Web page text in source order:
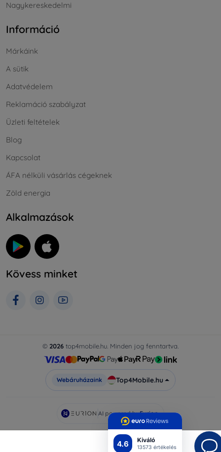
4.6 Kiváló
13573 értékelés
Nagykereskedelmi
Információ
Márkáink
A sütik
Adatvédelem
Reklamáció szabályzat
Üzleti feltételek
Blog
Kapcsolat
ÁFA nélküli vásárlás cégeknek
Zöld energia
Alkalmazások
Kövess minket
© 2026 top4mobile.hu. Minden jog fenntartva.
Webáruházaink Top4Mobile.hu
AI powered byEurion